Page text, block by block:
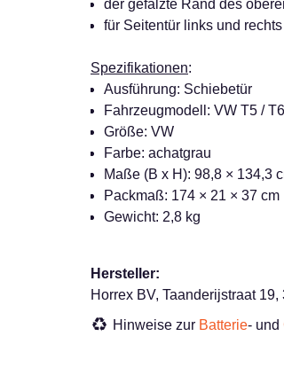
der gefalzte Rand des
für Seitentür links und
Spezifikationen:
Ausführung: Schiebetür
Fahrzeugmodell: VW T5 / T6
Größe: VW
Farbe: achatgrau
Maße (B x H): 98,8 × 134,3
Packmaß: 174 × 21 × 37 cm
Gewicht: 2,8 kg
Hersteller:
Horrex BV, Taanderijstraat
Hinweise zur Batterie- und